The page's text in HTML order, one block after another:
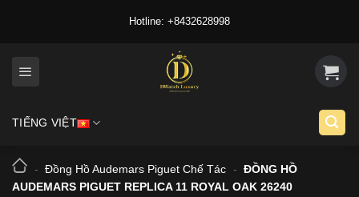
Hotline: +8432628998
TIẾNG VIỆT
- Đồng Hồ Audemars Piguet Chế Tác - ĐỒNG HỒ
AUDEMARS PIGUET REPLICA 11 ROYAL OAK 26240